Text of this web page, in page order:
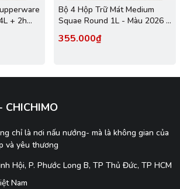
+ 2h
Bộ 4 Hộp Trữ Mát Medium
Squae Round 1L - Màu 2026 -
Hãng
355.000₫
CHICHIMO
chỉ là nơi nấu nướng- mà là không gian của
và yêu thương
Hội, P. Phước Long B, TP Thủ Đức, TP HCM
Nam